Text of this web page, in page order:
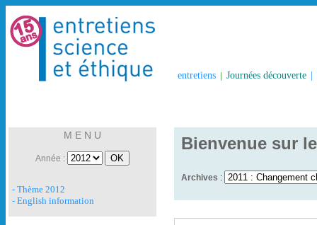
entretiens | Journées découverte
M E N U
Année :
- Thème 2012
- English information
Bienvenue sur
Archives :